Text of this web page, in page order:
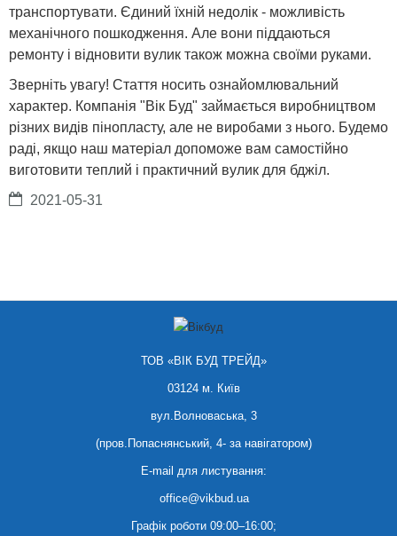
транспортувати. Єдиний їхній недолік - можливість
механічного пошкодження. Але вони піддаються
ремонту і відновити вулик також можна своїми руками.
Зверніть увагу! Стаття носить ознайомлювальний
характер. Компанія "Вiк Буд" займається виробництвом
різних видів пінопласту, але не виробами з нього. Будемо
раді, якщо наш матеріал допоможе вам самостійно
виготовити теплий і практичний вулик для бджіл.
2021-05-31
ТОВ «ВІК БУД ТРЕЙД»
03124 м. Київ
вул.Волноваська, 3
(пров.Попаснянський, 4- за навігатором)
E-mail для листування:
office@vikbud.ua
Графік роботи 09:00–16:00;